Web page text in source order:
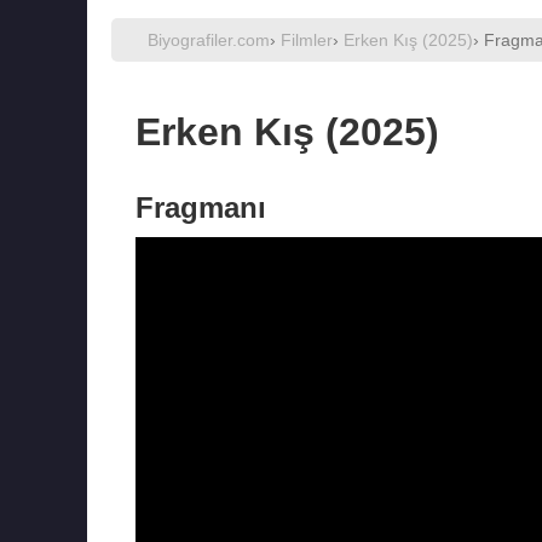
Biyografiler.com› Filmler› Erken Kış (2025)›
Erken Kış (2025)
Fragmanı